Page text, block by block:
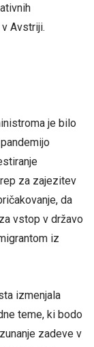
Avstriji.
je bilo
za zajezitev
da
vstop v državo
iz
izmenjala
teme, ki bodo
zadeve v